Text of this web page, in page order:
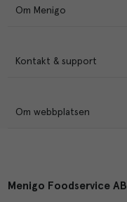
Om Menigo
Kontakt & support
Om webbplatsen
Menigo Foodservice AB